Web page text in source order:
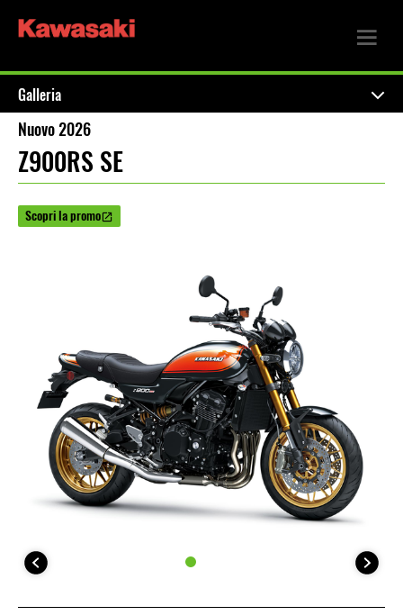
Galleria
Nuovo 2026
Z900RS SE
Scopri la promo